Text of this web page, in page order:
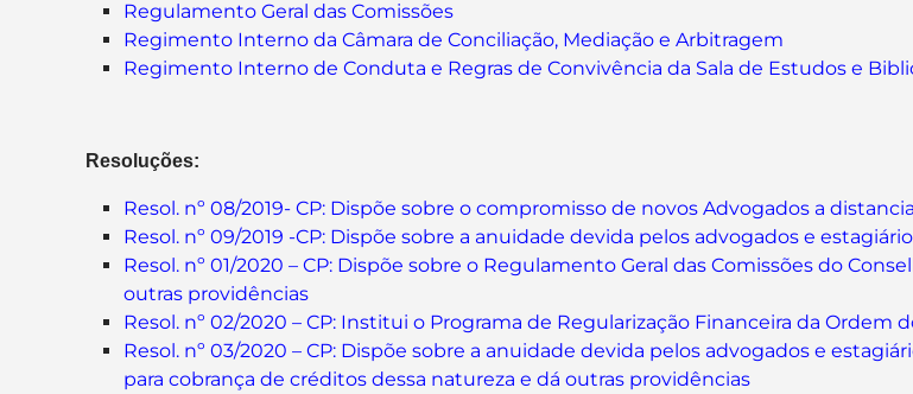
Regulamento Geral das Comissões
Regimento Interno da Câmara de Conciliação, Mediação e Arbitragem
Regimento Interno de Conduta e Regras de Convivência da Sala de Estudos e
Resoluções:
Resol. nº 08/2019- CP: Dispõe sobre o compromisso de novos Advogados a distancia
Resol. nº 09/2019 -CP: Dispõe sobre a anuidade devida pelos advogados e
Resol. nº 01/2020 – CP: Dispõe sobre o Regulamento Geral das Comissões do
outras providências
Resol. nº 02/2020 – CP: Institui o Programa de Regularização Financeira da Ordem
Resol. nº 03/2020 – CP: Dispõe sobre a anuidade devida pelos advogados e
para cobrança de créditos dessa natureza e dá outras providências